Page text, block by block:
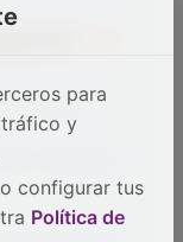
para
y
configurar tus
Política de